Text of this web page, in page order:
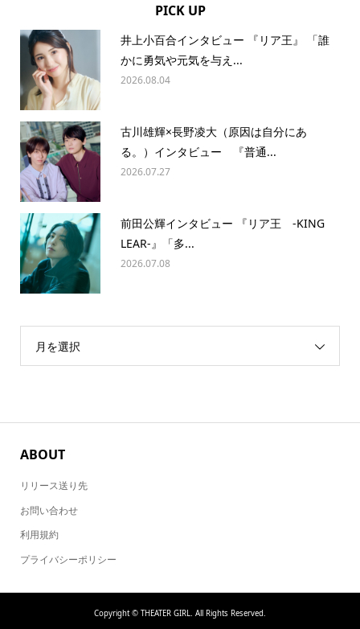
PICK UP
井上小百合インタビュー 『リア王』 「誰
かに勇気や元気を与え...
2026.08.04
古川雄輝×長野凌大（原因は自分にあ
る。）インタビュー 『普通...
2026.07.27
前田公輝インタビュー 『リア王 -KING
LEAR-』「多...
2026.07.08
月を選択
ABOUT
リリース送り先
お問い合わせ
利用規約
プライバシーポリシー
Copyright © THEATER GIRL. All Rights Reserved.